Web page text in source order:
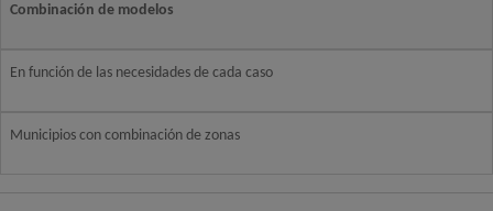
Combinación de modelos
En función de las necesidades de cada caso
Municipios con combinación de zonas